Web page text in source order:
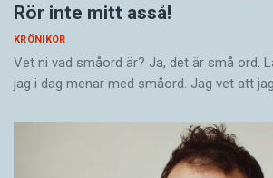
Rör inte mitt asså!
KRÖNIKOR
Vet ni vad småord är? Ja, det är små ord.
jag i dag menar med småord. Jag vet att